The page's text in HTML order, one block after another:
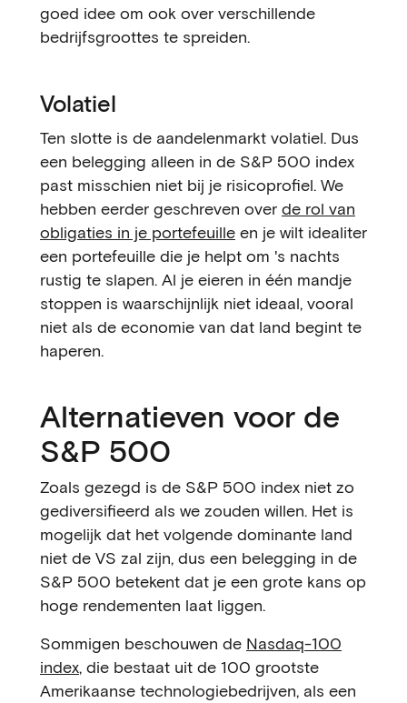
goed idee om ook over verschillende
bedrijfsgroottes te spreiden.
Volatiel
Ten slotte is de aandelenmarkt volatiel. Dus
een belegging alleen in de S&P 500 index
past misschien niet bij je risicoprofiel. We
hebben eerder geschreven over de rol van
obligaties in je portefeuille en je wilt idealiter
een portefeuille die je helpt om 's nachts
rustig te slapen. Al je eieren in één mandje
stoppen is waarschijnlijk niet ideaal, vooral
niet als de economie van dat land begint te
haperen.
Alternatieven voor de
S&P 500
Zoals gezegd is de S&P 500 index niet zo
gediversifieerd als we zouden willen. Het is
mogelijk dat het volgende dominante land
niet de VS zal zijn, dus een belegging in de
S&P 500 betekent dat je een grote kans op
hoge rendementen laat liggen.
Sommigen beschouwen de Nasdaq-100
index, die bestaat uit de 100 grootste
Amerikaanse technologiebedrijven, als een